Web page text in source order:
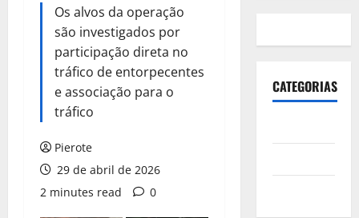
Os alvos da operação
são investigados por
participação direta no
tráfico de entorpecentes
e associação para o
tráfico
Pierote
29 de abril de 2026
2 minutes read
0
CATEGORIAS